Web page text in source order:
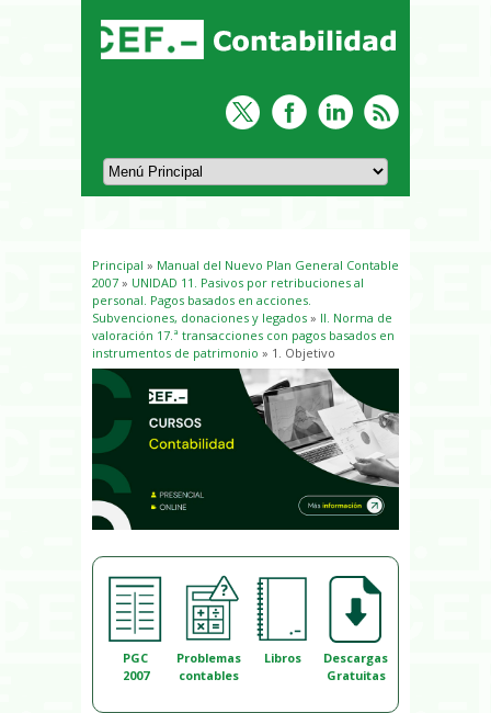
Usted está aquí
Principal » Manual del Nuevo Plan General Contable
2007 » UNIDAD 11. Pasivos por retribuciones al
personal. Pagos basados en acciones.
Subvenciones, donaciones y legados » II. Norma de
valoración 17.ª transacciones con pagos basados en
instrumentos de patrimonio » 1. Objetivo
PGC
2007
Problemas
contables
Libros
Descargas
Gratuitas